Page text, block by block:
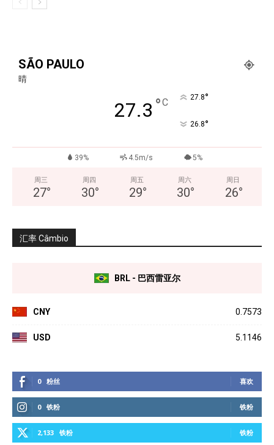
SÃO PAULO
晴
27.3 °C 27.8°
26.8°
39% 4.5m/s 5%
周三
27°
周四
30°
周五
29°
周六
30°
周日
26°
汇率 Câmbio
BRL - 巴西雷亚尔
CNY 0.7573
USD 5.1146
0 粉丝 喜欢
0 铁粉 铁粉
2,133 铁粉 铁粉